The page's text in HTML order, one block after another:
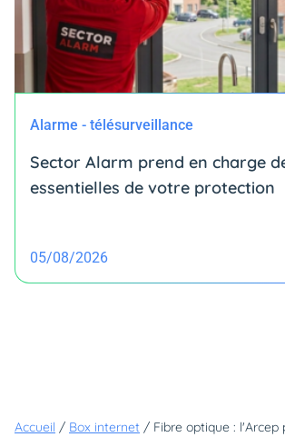
Alarme - télésurveillance
Sector Alarm prend en charge
essentielles de votre protection
05/08/2026
Accueil / Box internet /